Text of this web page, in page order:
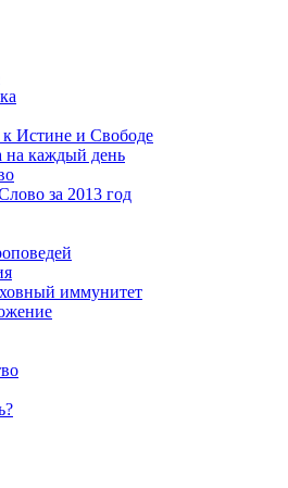
Истине и Свободе
на каждый день
за 2013 год
иммунитет